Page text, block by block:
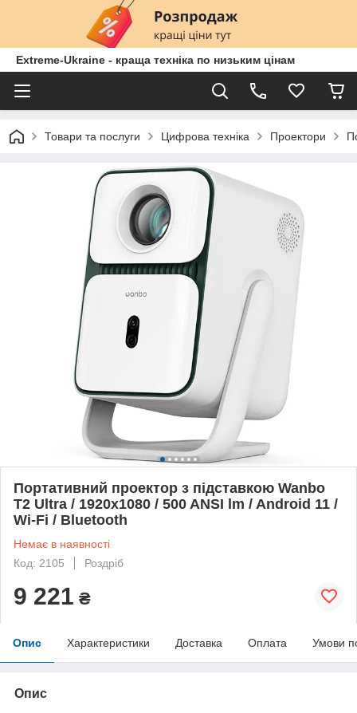
Extreme-Ukraine - краща техніка по низьким цінам
Товари та послуги Цифрова техніка Проектори
Портативний проектор з підставкою Wanbo
T2 Ultra / 1920x1080 / 500 ANSI lm / Android 11 /
Wi-Fi / Bluetooth
Немає в наявності
Код: 2105
Роздріб
9 221 ₴
Опис Характеристики Доставка Оплата Умови
Опис